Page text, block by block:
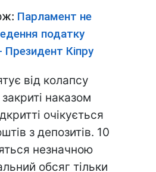
Парламент не
податку
Президент Кіпру
від колапсу
наказом
очікується
з депозитів. 10
незначною
обсяг тільки